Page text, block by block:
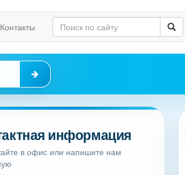
Контакты
информация
в офис или напишите нам